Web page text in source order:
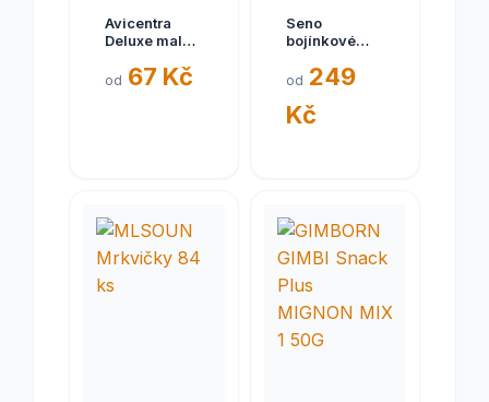
Avicentra
Deluxe malý
od 67 Kč
Seno
bojínkové
Premium
Timothy 1 kg
od 249
Kč